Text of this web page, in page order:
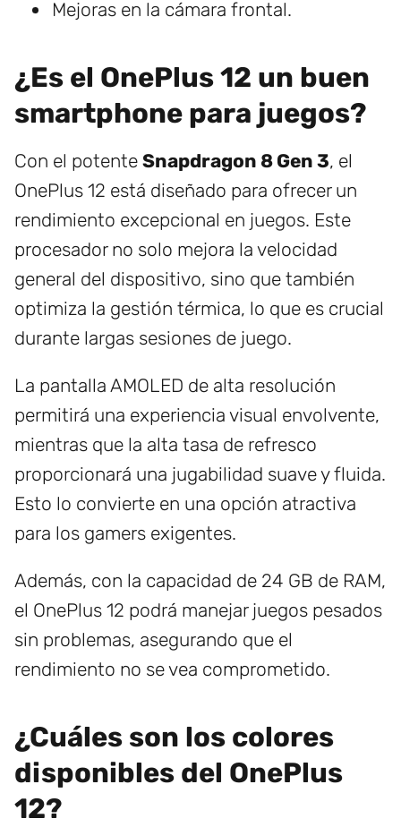
Mejoras en la cámara frontal.
¿Es el OnePlus 12 un buen
smartphone para juegos?
Con el potente Snapdragon 8 Gen 3, el
OnePlus 12 está diseñado para ofrecer un
rendimiento excepcional en juegos. Este
procesador no solo mejora la velocidad
general del dispositivo, sino que también
optimiza la gestión térmica, lo que es crucial
durante largas sesiones de juego.
La pantalla AMOLED de alta resolución
permitirá una experiencia visual envolvente,
mientras que la alta tasa de refresco
proporcionará una jugabilidad suave y fluida.
Esto lo convierte en una opción atractiva
para los gamers exigentes.
Además, con la capacidad de 24 GB de RAM,
el OnePlus 12 podrá manejar juegos pesados
sin problemas, asegurando que el
rendimiento no se vea comprometido.
¿Cuáles son los colores
disponibles del OnePlus
12?